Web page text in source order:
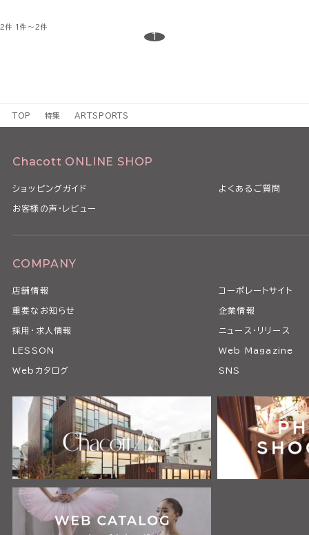
2件 1件～2件
1
TOP 特集 ARTSPORTS
Chacott ONLINE SHOP
ショッピングガイド よくあるご質問
お客様の声・レビュー
COMPANY
店舗情報 コーポレートサイト
重要なお知らせ 企業情報
採用・求人情報 ニュース・リリース
LESSON Web Magazine
Webカタログ SNS